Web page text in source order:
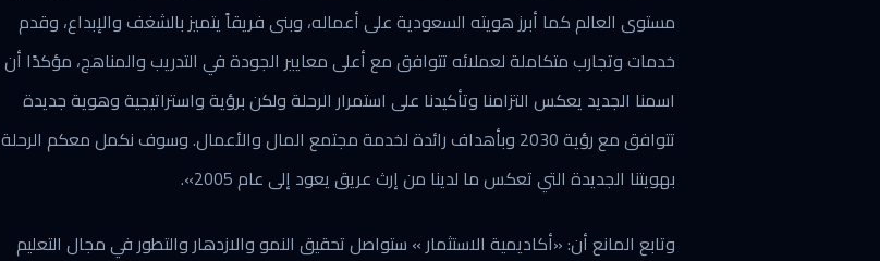
مستوى العالم كما أبرز هويته السعودية على أعماله، وبنى فريقاً يتميز بالشغف والإبداع، وقدم
خدمات وتجارب متكاملة لعملائه تتوافق مع أعلى معايير الجودة في التدريب والمناهج، مؤكدًا أن
اسمنا الجديد يعكس التزامنا وتأكيدنا على استمرار الرحلة ولكن برؤية واستراتيجية وهوية جديدة
تتوافق مع رؤية 2030 وبأهداف رائدة لخدمة مجتمع المال والأعمال. وسوف نكمل معكم الرحلة
بهويتنا الجديدة التي تعكس ما لدينا من إرث عريق يعود إلى عام 2005».
وتابع المانع أن: «أكاديمية الاستثمار » ستواصل تحقيق النمو والازدهار والتطور في مجال التعليم